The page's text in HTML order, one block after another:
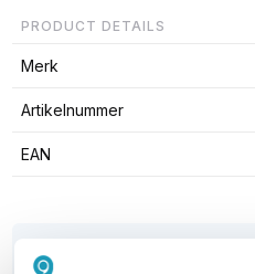
PRODUCT DETAILS
Merk
Artikelnummer
EAN